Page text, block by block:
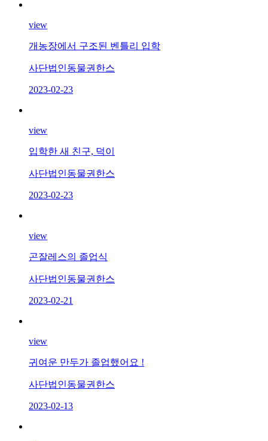
view
개농장에서 구조된 벤틀리 입학
사단법인동물권한스
2023-02-23
view
입학한 새 친구, 덕이
사단법인동물권한스
2023-02-23
view
곤잘레스의 졸업식
사단법인동물권한스
2023-02-21
view
귀여운 만두가 졸업했어요 !
사단법인동물권한스
2023-02-13